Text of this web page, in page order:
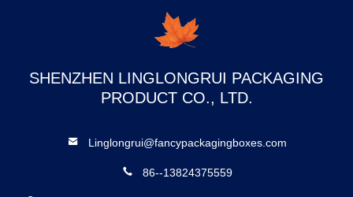
SHENZHEN LINGLONGRUI PACKAGING
PRODUCT CO., LTD.
Linglongrui@fancypackagingboxes.com
86--13824375559